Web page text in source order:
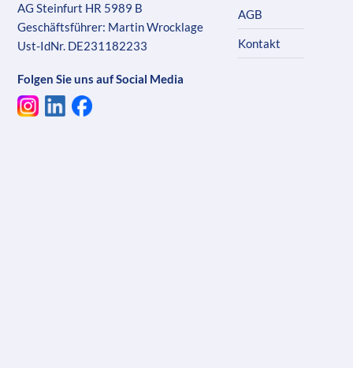
AG Steinfurt HR 5989 B
Geschäftsführer: Martin Wrocklage
Ust-IdNr. DE231182233
Folgen Sie uns auf Social Media
AGB
Kontakt